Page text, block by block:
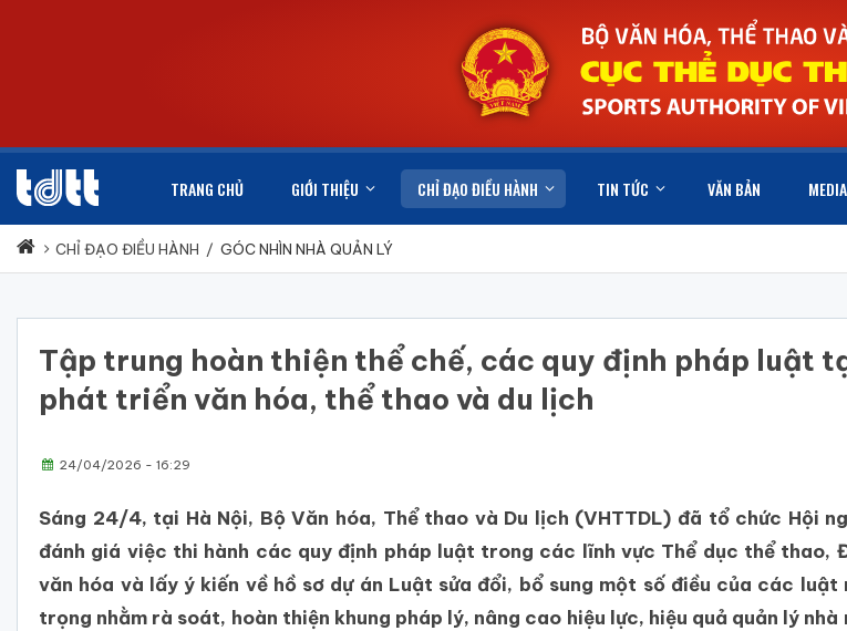
TRANG CHỦ GIỚI THIỆU CHỈ ĐẠO ĐIỀU HÀNH TIN TỨC VĂN BẢN MEDIA
CHỈ ĐẠO ĐIỀU HÀNH / GÓC NHÌN NHÀ QUẢN LÝ
Tập trung hoàn thiện thể chế, các quy định pháp luật
phát triển văn hóa, thể thao và du lịch
24/04/2026 - 16:29
Sáng 24/4, tại Hà Nội, Bộ Văn hóa, Thể thao và Du lịch (VHTTDL) đã tổ chức Hội
đánh giá việc thi hành các quy định pháp luật trong các lĩnh vực Thể dục thể thao,
văn hóa và lấy ý kiến về hồ sơ dự án Luật sửa đổi, bổ sung một số điều của các
trọng nhằm rà soát, hoàn thiện khung pháp lý, nâng cao hiệu lực, hiệu quả quản lý